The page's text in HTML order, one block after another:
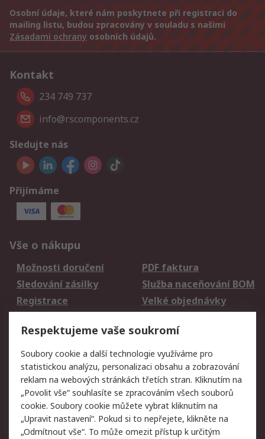
Osobní údaje, které nám poskytnete při registraci do
mailing listu, budou zpracovány v souladu s našimi
Zásadami ochrany osobních údajů.
Kontakt
234 749 737
info@rscomponents.cz
Sledujte nás
Přijímáme
Vše o nákupu
Možnosti doručení
PDF faktura
Sledování zásilky
Služba naceňování BOM
Registrace
Velké objednávky
Právní
Autorská práva
Obchodní podmínky
společnosti RS
Prohlášení o ochraně
údajů
Zabezpečení
elektronické pošty
Zásady pro soubory
Zásady ochrany
Respektujeme vaše soukromí
Soubory cookie a další technologie využíváme pro
statistickou analýzu, personalizaci obsahu a zobrazování
reklam na webových stránkách třetích stran. Kliknutím na
„Povolit vše“ souhlasíte se zpracováním všech souborů
cookie. Soubory cookie můžete vybrat kliknutím na
„Upravit nastavení“. Pokud si to nepřejete, klikněte na
„Odmítnout vše“. To může omezit přístup k určitým